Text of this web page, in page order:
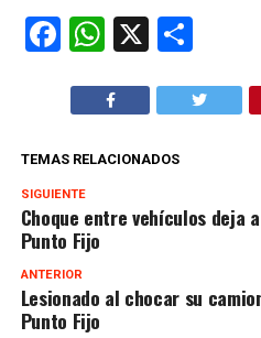
Facebook
WhatsApp
X
TEMAS RELACIONADOS
SIGUIENTE
Choque entre vehículos deja
Punto Fijo
ANTERIOR
Lesionado al chocar su
Punto Fijo